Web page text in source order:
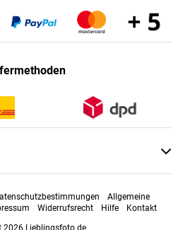
Allgemeine
Widerrufsrecht Hilfe
Kontakt
2026 Lieblingsfoto.de